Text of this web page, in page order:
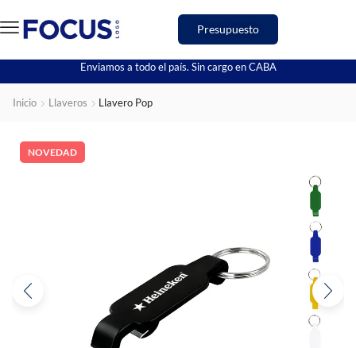
Presupuesto
Enviamos a todo el país. Sin cargo en CABA
Inicio Llaveros Llavero Pop
NOVEDAD